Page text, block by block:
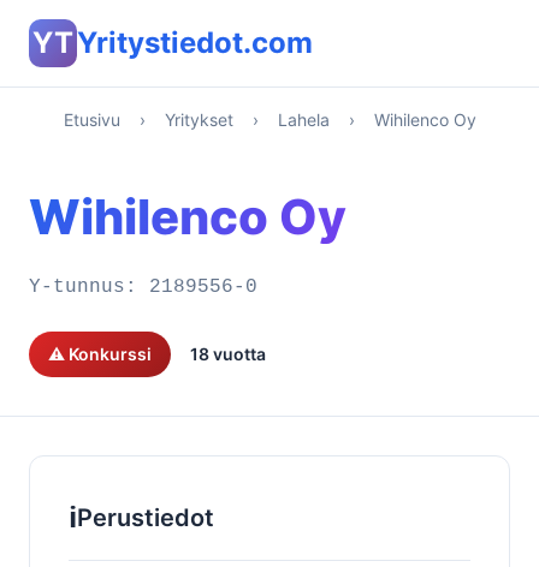
YTYritystiedot.com
Etusivu › Yritykset › Lahela › Wihilenco Oy
Wihilenco Oy
Y-tunnus: 2189556-0
⚠️ Konkurssi 18 vuotta
ℹ️Perustiedot